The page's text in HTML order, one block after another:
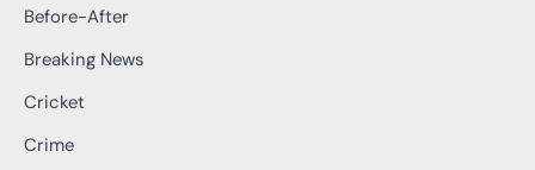
Before-After
Breaking News
Cricket
Crime